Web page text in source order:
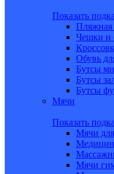
Показать
Пляжная
Чешки и
Обувь
Бутсы
Бутсы
Бутсы
Мячи
Показать
Мячи
Мячи